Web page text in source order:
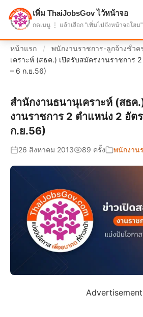
แบ่งปันโอกาส เพื่ออนาคตที่ก้าวหน้า
หน้าแรก / พนักงานราชการ-ลูกจ้างชั่วค
เคราะห์ (สธค.) เปิดรับสมัครงานราชการ
– 6 ก.ย.56)
สำนักงานธนานุเคราะห์ (สธค
งานราชการ 2 ตำแหน่ง 2 อัต
ก.ย.56)
26 สิงหาคม 2013 89 ครั้ง พนักงาน
Advertisement
เพิ่ม ThaiJobsGov ไว้หน้าจอ
กดเมนู ⋮ แล้วเลือก "เพิ่มไปยังหน้าจอโฮม"